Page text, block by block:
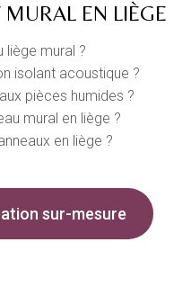
EN LIÈGE
liège mural ?
isolant acoustique ?
pièces humides ?
mural en liège ?
en liège ?
sur-mesure